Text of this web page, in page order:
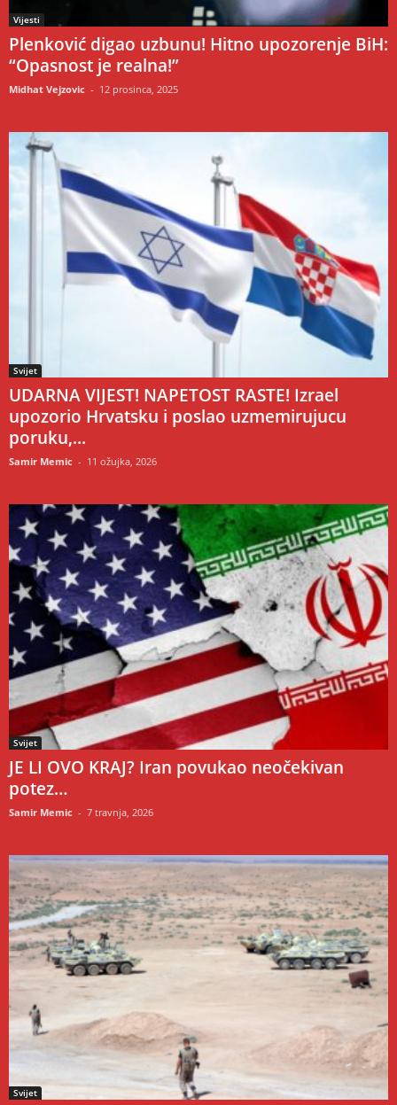
Vijesti
Plenković digao uzbunu! Hitno upozorenje BiH:
“Opasnost je realna!”
Midhat Vejzovic - 12 prosinca, 2025
Svijet
UDARNA VIJEST! NAPETOST RASTE! Izrael
upozorio Hrvatsku i poslao uzmemirujucu
poruku,...
Samir Memic - 11 ožujka, 2026
Svijet
JE LI OVO KRAJ? Iran povukao neočekivan
potez…
Samir Memic - 7 travnja, 2026
Svijet